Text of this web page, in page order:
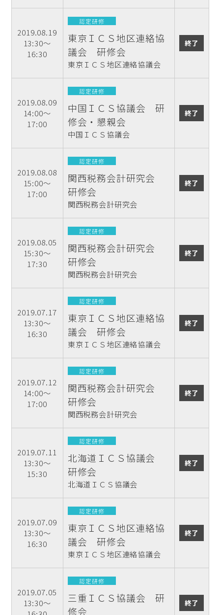
2019.08.19
13:30～
16:30
認定研修
東京ＩＣＳ地区連絡協
議会 研修会
東京ＩＣＳ地区連絡協議会
終了
2019.08.09
14:00～
17:00
認定研修
中国ＩＣＳ協議会 研
修会・懇親会
中国ＩＣＳ協議会
終了
2019.08.08
15:00～
17:00
認定研修
関西税務会計研究会
研修会
関西税務会計研究会
終了
2019.08.05
15:30～
17:30
認定研修
関西税務会計研究会
研修会
関西税務会計研究会
終了
2019.07.17
13:30～
16:30
認定研修
東京ＩＣＳ地区連絡協
議会 研修会
東京ＩＣＳ地区連絡協議会
終了
2019.07.12
14:00～
17:00
認定研修
関西税務会計研究会
研修会
関西税務会計研究会
終了
2019.07.11
13:30～
15:30
認定研修
北海道ＩＣＳ協議会
研修会
北海道ＩＣＳ協議会
終了
2019.07.09
13:30～
16:30
認定研修
東京ＩＣＳ地区連絡協
議会 研修会
東京ＩＣＳ地区連絡協議会
終了
2019.07.05
13:30～
認定研修
三重ＩＣＳ協議会 研
修会
終了